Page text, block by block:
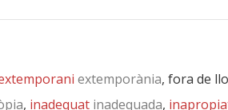
extemporània, fora de
, inadequat inadequada,